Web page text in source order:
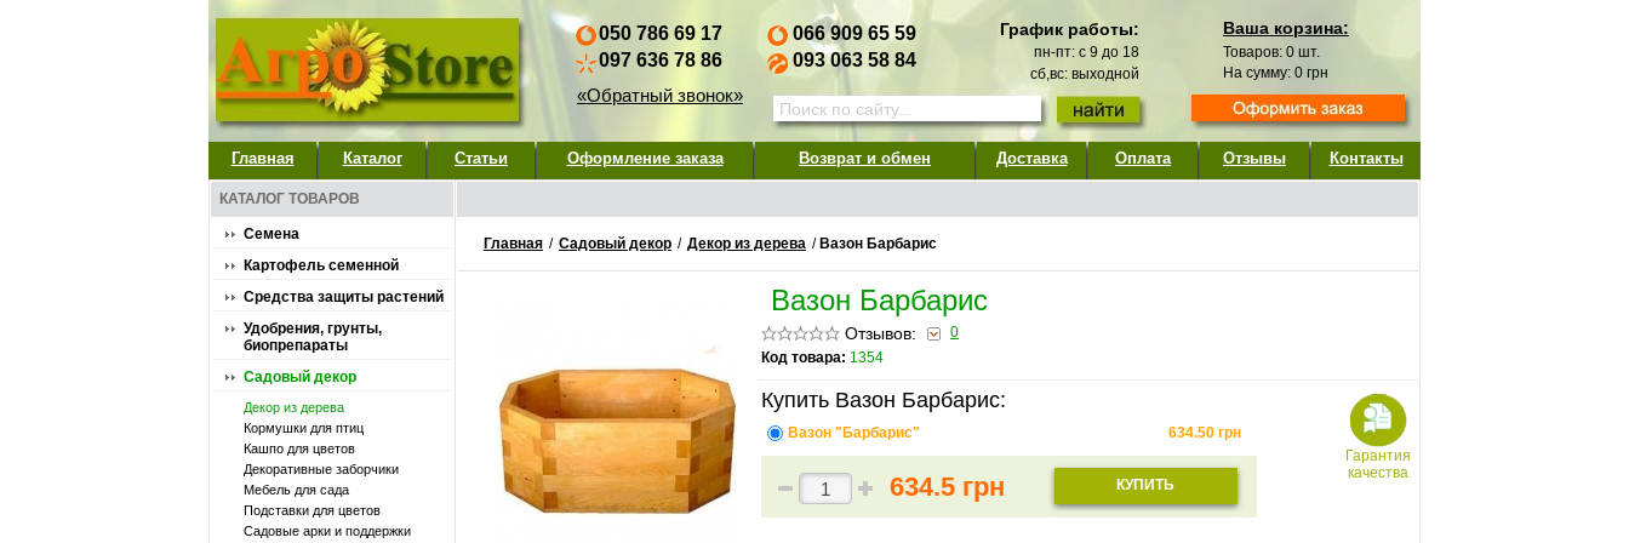
050 786 69 17
097 636 78 86
«Обратный звонок»
066 909 65 59
093 063 58 84
График работы:
пн-пт: с 9 до 18
сб,вс: выходной
Ваша корзина:
Товаров: 0 шт.
На сумму: 0 грн
Главная Каталог Статьи Оформление заказа Возврат и обмен Доставка Оплата Отзывы Контакты
КАТАЛОГ ТОВАРОВ
Семена
Картофель семенной
Средства защиты растений
Удобрения, грунты,
биопрепараты
Садовый декор
Декор из дерева
Кормушки для птиц
Кашпо для цветов
Декоративные заборчики
Мебель для сада
Подставки для цветов
Садовые арки и поддержки
Главная / Садовый декор / Декор из дерева / Вазон Барбарис
Вазон Барбарис
Отзывов:
0
Код товара: 1354
Купить Вазон Барбарис:
Вазон "Барбарис" 634.50 грн
634.5 грн КУПИТЬ
Гарантия
качества